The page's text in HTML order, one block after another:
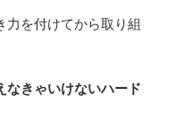
力を付けてから取り組
なきゃいけないハード